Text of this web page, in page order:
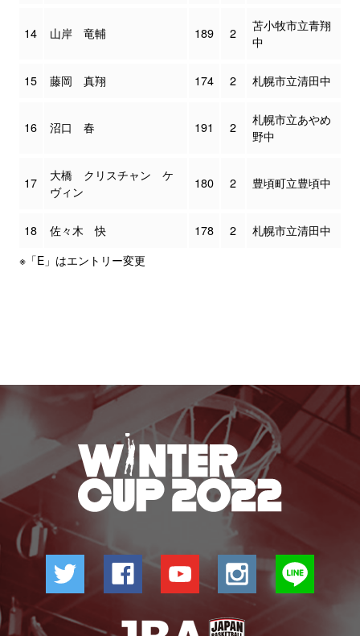
14 山岸 竜輔 189 2
苫小牧市立青翔
中
15 藤岡 真翔 174 2 札幌市立清田中
16 沼口 春 191 2
札幌市立あやめ
野中
17
大橋 クリスチャン ケ
ヴィン
180 2 豊頃町立豊頃中
18 佐々木 快 178 2
札幌市立清田中
※「E」はエントリー変更